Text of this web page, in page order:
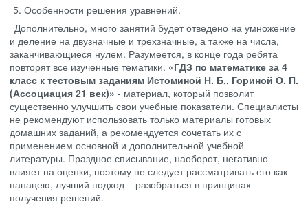
Особенности решения уравнений.
Дополнительно, много занятий будет отведено на умножение
и деление на двузначные и трехзначные, а также на числа,
заканчивающиеся нулем. Разумеется, в конце года ребята
повторят все изученные тематики. «ГДЗ по математике за 4
класс к тестовым заданиям Истоминой Н. Б., Гориной О. П.
(Ассоциация 21 век)» - материал, который позволит
существенно улучшить свои учебные показатели. Специалисты
не рекомендуют использовать только материалы готовых
домашних заданий, а рекомендуется сочетать их с
применением основной и дополнительной учебной
литературы. Праздное списывание, наоборот, негативно
влияет на оценки, поэтому не следует рассматривать его как
панацею, лучший подход – разобраться в принципах
получения решений.